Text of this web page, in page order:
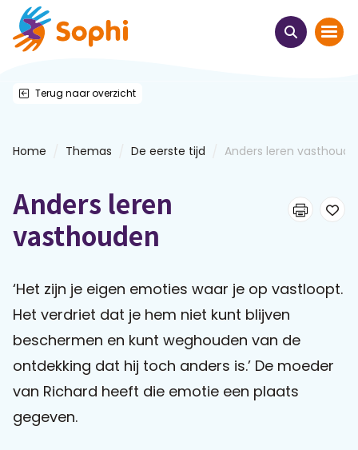
Thema's
Leren & ontmoeten
E-learnings
Praat mee
Terug naar overzicht
Home Themas De eerste tijd Anders leren
Anders leren
vasthouden
‘Het zijn je eigen emoties waar je op vastloopt.
Het verdriet dat je hem niet kunt blijven
beschermen en kunt weghouden van de
ontdekking dat hij toch anders is.’ De moeder
van Richard heeft die emotie een plaats
gegeven.